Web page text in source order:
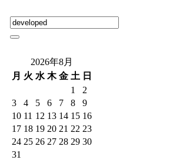
2026年8月
月 火 水 木 金 土 日
1
2
3
4 5 6 7 8
9
10 11 12 13 14 15 16
17 18 19 20 21 22 23
24 25 26 27 28 29 30
31